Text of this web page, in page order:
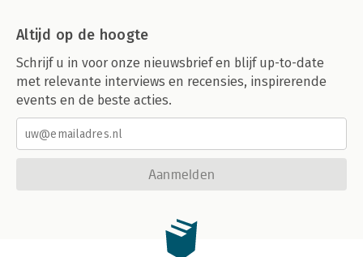
Altijd op de hoogte
Schrijf u in voor onze nieuwsbrief en blijf up-to-date
met relevante interviews en recensies, inspirerende
events en de beste acties.
Aanmelden